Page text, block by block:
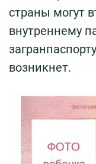
страны могут
внутреннему
возникнет.